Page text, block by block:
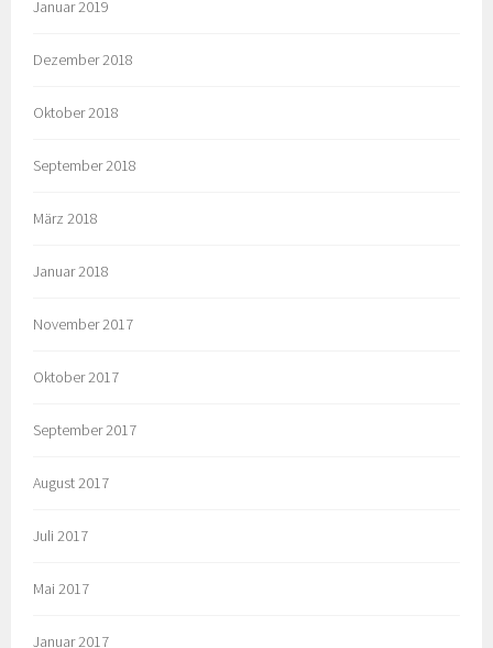
Januar 2019
Dezember 2018
Oktober 2018
September 2018
März 2018
Januar 2018
November 2017
Oktober 2017
September 2017
August 2017
Juli 2017
Mai 2017
Januar 2017